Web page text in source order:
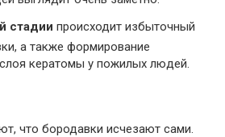
стадии происходит избыточный
а также формирование
кератомы у пожилых людей.
что бородавки исчезают сами.